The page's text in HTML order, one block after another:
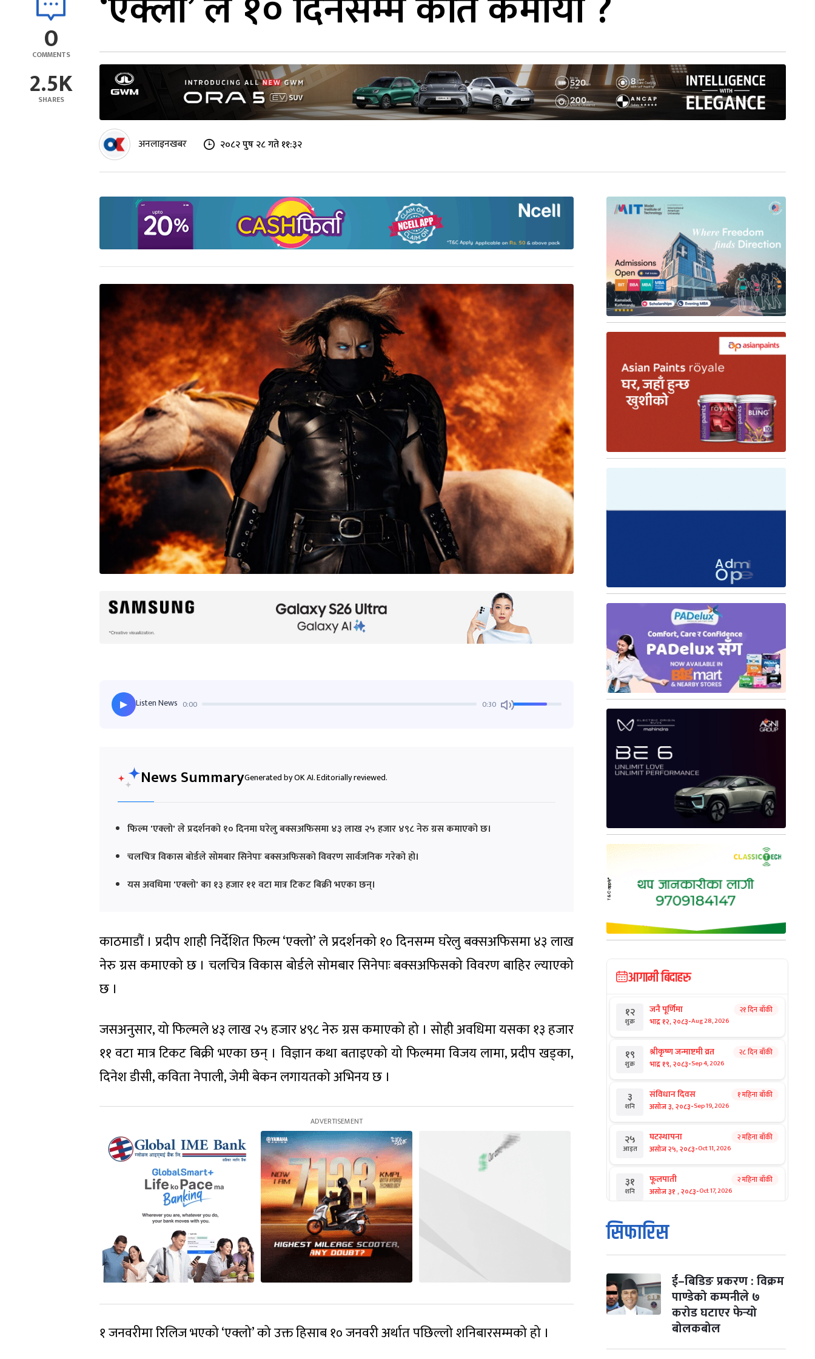
0
COMMENTS
2.5K
SHARES
अनलाइनखबर २०८२ पुष २८ गते ११:३२
▶ Listen News 0:00 0:30
News SummaryGenerated by OK AI. Editorially reviewed.
फिल्म 'एक्लो' ले प्रदर्शनको १० दिनमा घरेलु बक्सअफिसमा ४३ लाख २५ हजार ४९८ नेरु ग्रस कमाएको छ।
चलचित्र विकास बोर्डले सोमबार सिनेपाः बक्सअफिसको विवरण सार्वजनिक गरेको हो।
यस अवधिमा 'एक्लो' का १३ हजार ११ वटा मात्र टिकट बिक्री भएका छन्।
काठमाडौं । प्रदीप शाही निर्देशित फिल्म ‘एक्लो’ ले प्रदर्शनको १० दिनसम्म घरेलु बक्सअफिसमा ४३ लाख
नेरु ग्रस कमाएको छ । चलचित्र विकास बोर्डले सोमबार सिनेपाः बक्सअफिसको विवरण बाहिर ल्याएको
छ ।
जसअनुसार, यो फिल्मले ४३ लाख २५ हजार ४९८ नेरु ग्रस कमाएको हो । सोही अवधिमा यसका १३ हजार
११ वटा मात्र टिकट बिक्री भएका छन् । विज्ञान कथा बताइएको यो फिल्ममा विजय लामा, प्रदीप खड्का,
दिनेश डीसी, कविता नेपाली, जेमी बेकन लगायतको अभिनय छ ।
१ जनवरीमा रिलिज भएको ‘एक्लो’ को उक्त हिसाब १० जनवरी अर्थात पछिल्लो शनिबारसम्मको हो ।
आगामी बिदाहरु
१२
शुक्र
जनै पूर्णिमा
भाद्र १२, २०८३-Aug 28, 2026
२१ दिन बाँकी
१९
शुक्र
श्रीकृष्ण जन्माष्टमी व्रत
भाद्र १९, २०८३-Sep 4, 2026
२८ दिन बाँकी
३
शनि
संविधान दिवस
असोज ३, २०८३-Sep 19, 2026
१ महिना बाँकी
२५
आइत
घटस्थापना
असोज २५, २०८३-Oct 11, 2026
२ महिना बाँकी
३१
शनि
फूलपाती
असोज ३१ , २०८३-Oct 17, 2026
२ महिना बाँकी
१
आइत
कार्तिक सङ्क्रान्ति
कार्तिक १, २०८३
मंगल कार्तिक ३, २०८३-Oct 20, 2026
४ विजयादशमी
कार्तिक ४, २०८३- Oct 21, 2026
२ महिना बाँकी
५ पापा‌ङ्कुशा एकादशी व्रत २ महिना बाँकी
सिफारिस
ई–बिडिङ प्रकरण : विक्रम
पाण्डेको कम्पनीले ७
करोड घटाएर फेर्‍यो
बोलकबोल